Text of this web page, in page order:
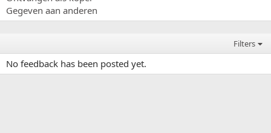
Gegeven aan anderen
Filters
No feedback has been posted yet.